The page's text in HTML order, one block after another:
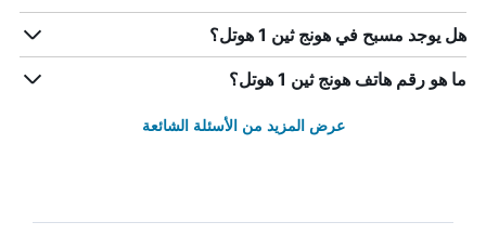
هل يوجد مسبح في هونج ثين 1 هوتل؟
ما هو رقم هاتف هونج ثين 1 هوتل؟
عرض المزيد من الأسئلة الشائعة